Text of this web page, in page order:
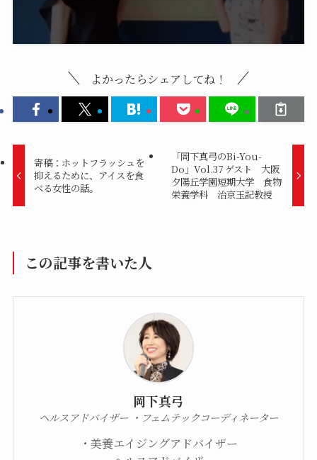
よかったらシェアしてね！
寄稿：ホットフラッシュを
抑えるために、アイスを食
べる女性の話。
「岡下真弓のBi-You-
Do」Vol.37 ゲスト 大阪
夕陽丘学園短期大学 食物
栄養学科 治京玉記教授
この記事を書いた人
岡下真弓
ヘルスアドバイザー ・フェムテックコーディネーター
・美養エイジングアドバイザー